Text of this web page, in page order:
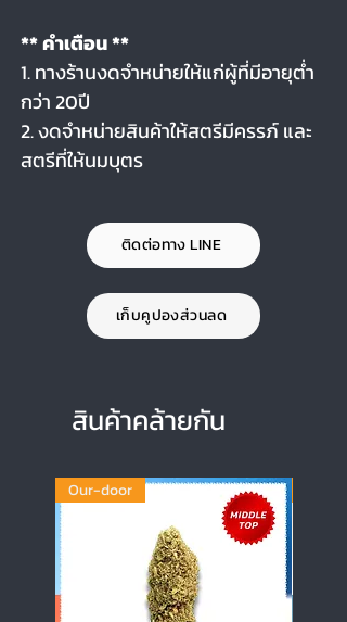
** คำเตือน **
1. ทางร้านงดจำหน่ายให้แก่ผู้ที่มีอายุต่ำ
กว่า 20ปี
2. งดจำหน่ายสินค้าให้สตรีมีครรภ์ และ
สตรีที่ให้นมบุตร
ติดต่อทาง LINE
เก็บคูปองส่วนลด
สินค้าคล้ายกัน
Our-door